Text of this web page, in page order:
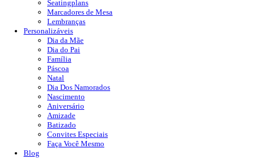
Seatingplans
Marcadores de Mesa
Lembranças
Personalizáveis
Dia da Mãe
Dia do Pai
Família
Páscoa
Natal
Dia Dos Namorados
Nascimento
Aniversário
Amizade
Batizado
Convites Especiais
Faça Você Mesmo
Blog